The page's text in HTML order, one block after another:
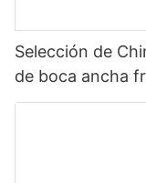
Selección de
de boca ancha
botella de agua